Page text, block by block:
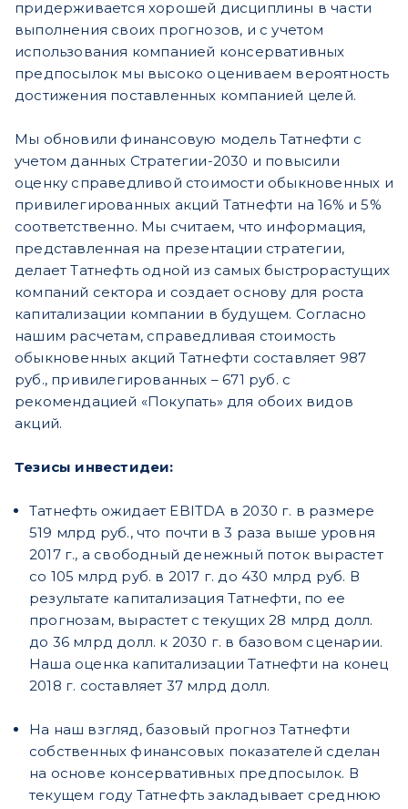
придерживается хорошей дисциплины в части
выполнения своих прогнозов, и с учетом
использования компанией консервативных
предпосылок мы высоко оцениваем вероятность
достижения поставленных компанией целей.
Мы обновили финансовую модель Татнефти с
учетом данных Стратегии-2030 и повысили
оценку справедливой стоимости обыкновенных и
привилегированных акций Татнефти на 16% и 5%
соответственно. Мы считаем, что информация,
представленная на презентации стратегии,
делает Татнефть одной из самых быстрорастущих
компаний сектора и создает основу для роста
капитализации компании в будущем. Согласно
нашим расчетам, справедливая стоимость
обыкновенных акций Татнефти составляет 987
руб., привилегированных – 671 руб. с
рекомендацией «Покупать» для обоих видов
акций.
Тезисы инвестидеи:
Татнефть ожидает EBITDA в 2030 г. в размере
519 млрд руб., что почти в 3 раза выше уровня
2017 г., а свободный денежный поток вырастет
со 105 млрд руб. в 2017 г. до 430 млрд руб. В
результате капитализация Татнефти, по ее
прогнозам, вырастет с текущих 28 млрд долл.
до 36 млрд долл. к 2030 г. в базовом сценарии.
Наша оценка капитализации Татнефти на конец
2018 г. составляет 37 млрд долл.
На наш взгляд, базовый прогноз Татнефти
собственных финансовых показателей сделан
на основе консервативных предпосылок. В
текущем году Татнефть закладывает среднюю